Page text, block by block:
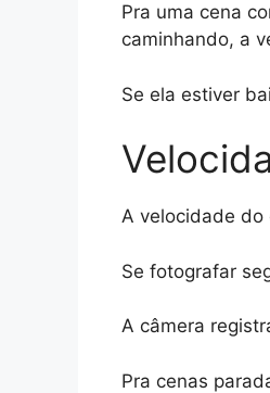
Pra uma cena
caminhando, a
Se ela estiver
A velocidade do
Se fotografar
A câmera
Pra cenas